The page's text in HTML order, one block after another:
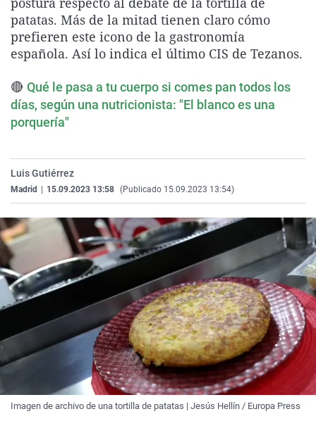
La rosa de los vientos
Gente viajera
Como el perro y el
Caso
Retornados
Equipo de
Operación Viuda
Extremadura
Galicia
La Rioja
Navarra
País Vasco
Virales
Televisión
Elecciones
patatas. Más de la mitad tienen claro cómo
prefieren este icono de la gastronomía
española. Así lo indica el último CIS de Tezanos.
🔴 Qué le pasa a tu cuerpo si comes pan todos los
días, según una nutricionista: "El blanco es una
porquería"
Luis Gutiérrez
Madrid 15.09.2023 13:58 (Publicado 15.09.2023 13:54)
Imagen de archivo de una tortilla de patatas | Jesús Hellín / Europa Press